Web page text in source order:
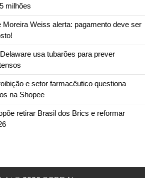
milhões
Moreira Weiss alerta: pagamento deve ser
usa tubarões para prever
e setor farmacêutico questiona
na Shopee
retirar Brasil dos Brics e reformar